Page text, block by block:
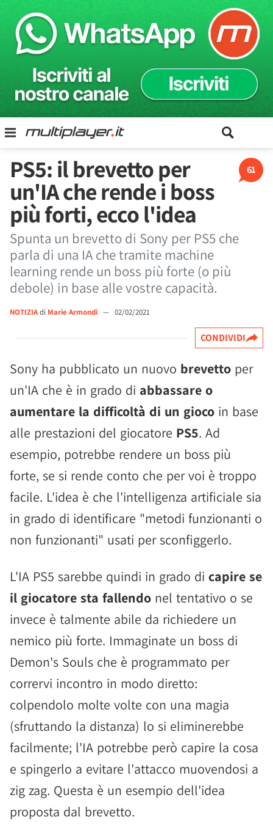
61
PS5: il brevetto per
un'IA che rende i boss
più forti, ecco l'idea
Spunta un brevetto di Sony per PS5 che
parla di una IA che tramite machine
learning rende un boss più forte (o più
debole) in base alle vostre capacità.
NOTIZIAdi Marie Armondi — 02/02/2021
CONDIVIDI
Sony ha pubblicato un nuovo brevetto per
un'IA che è in grado di abbassare o
aumentare la difficoltà di un gioco in base
alle prestazioni del giocatore PS5. Ad
esempio, potrebbe rendere un boss più
forte, se si rende conto che per voi è troppo
facile. L'idea è che l'intelligenza artificiale sia
in grado di identificare "metodi funzionanti o
non funzionanti" usati per sconfiggerlo.
L'IA PS5 sarebbe quindi in grado di capire se
il giocatore sta fallendo nel tentativo o se
invece è talmente abile da richiedere un
nemico più forte. Immaginate un boss di
Demon's Souls che è programmato per
corrervi incontro in modo diretto:
colpendolo molte volte con una magia
(sfruttando la distanza) lo si eliminerebbe
facilmente; l'IA potrebbe però capire la cosa
e spingerlo a evitare l'attacco muovendosi a
zig zag. Questa è un esempio dell'idea
proposta dal brevetto.